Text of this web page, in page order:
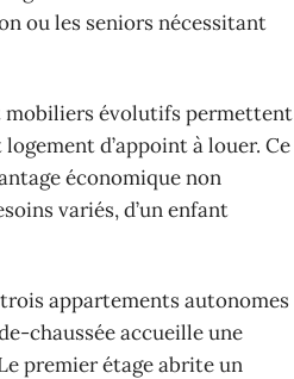
ou les seniors nécessitant
mobiliers évolutifs permettent
d’appoint à louer. Ce
économique non
variés, d’un enfant
appartements autonomes
chaussée accueille une
premier étage abrite un